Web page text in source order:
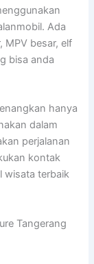
Ada
MPV besar, elf
bisa anda
hanya
dalam
perjalanan
kontak
wisata terbaik
Tangerang